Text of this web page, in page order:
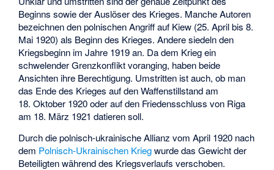
Beginns sowie der Auslöser des Krieges. Manche Autoren
bezeichnen denpolnischen Angriff auf Kiew (25. April bis 8.
Mai 1920) als Beginn des Krieges. Andere siedeln den
Kriegsbeginn im Jahre 1919 an. Da dem Krieg ein
schwelender Grenzkonflikt voranging, haben beide
Ansichten ihre Berechtigung. Umstritten ist auch, ob man
das Ende des Krieges auf den Waffenstillstand am
18. Oktober 1920 oder auf den Friedensschluss von Riga
am 18. März 1921 datieren soll.
Durch die polnisch-ukrainische Allianz vom April 1920 nach
dem Polnisch-Ukrainischen Kriegwurde das Gewicht der
Beteiligten während des Kriegsverlaufs verschoben.